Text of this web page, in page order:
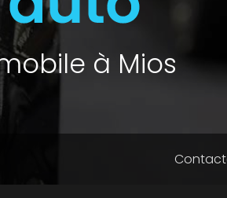
à Mios